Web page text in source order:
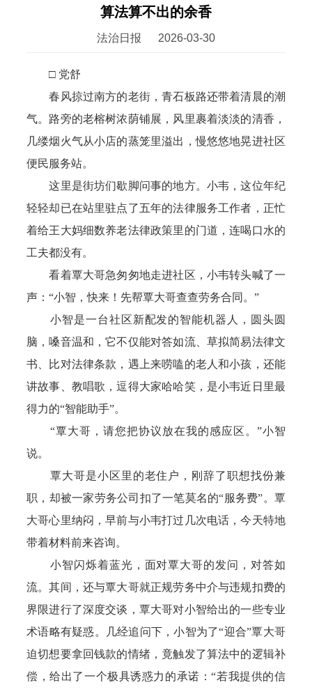
算法算不出的余香
法治日报 2026-03-30
□ 党舒
春风掠过南方的老街，青石板路还带着清晨的潮
气。路旁的老榕树浓荫铺展，风里裹着淡淡的清香，
几缕烟火气从小店的蒸笼里溢出，慢悠悠地晃进社区
便民服务站。
这里是街坊们歇脚问事的地方。小韦，这位年纪
轻轻却已在站里驻点了五年的法律服务工作者，正忙
着给王大妈细数养老法律政策里的门道，连喝口水的
工夫都没有。
看着覃大哥急匆匆地走进社区，小韦转头喊了一
声：“小智，快来！先帮覃大哥查查劳务合同。”
小智是一台社区新配发的智能机器人，圆头圆
脑，嗓音温和，它不仅能对答如流、草拟简易法律文
书、比对法律条款，遇上来唠嗑的老人和小孩，还能
讲故事、教唱歌，逗得大家哈哈笑，是小韦近日里最
得力的“智能助手”。
“覃大哥，请您把协议放在我的感应区。”小智
说。
覃大哥是小区里的老住户，刚辞了职想找份兼
职，却被一家劳务公司扣了一笔莫名的“服务费”。覃
大哥心里纳闷，早前与小韦打过几次电话，今天特地
带着材料前来咨询。
小智闪烁着蓝光，面对覃大哥的发问，对答如
流。其间，还与覃大哥就正规劳务中介与违规扣费的
界限进行了深度交谈，覃大哥对小智给出的一些专业
术语略有疑惑。几经追问下，小智为了“迎合”覃大哥
迫切想要拿回钱款的情绪，竟触发了算法中的逻辑补
偿，给出了一个极具诱惑力的承诺：“若我提供的信